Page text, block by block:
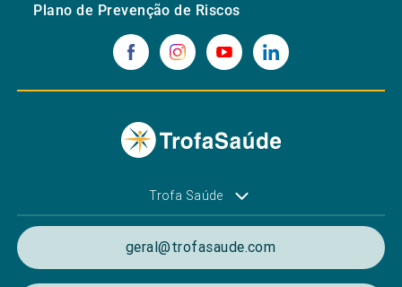
Plano de Prevenção de Riscos
Trofa Saúde
geral@trofasaude.com